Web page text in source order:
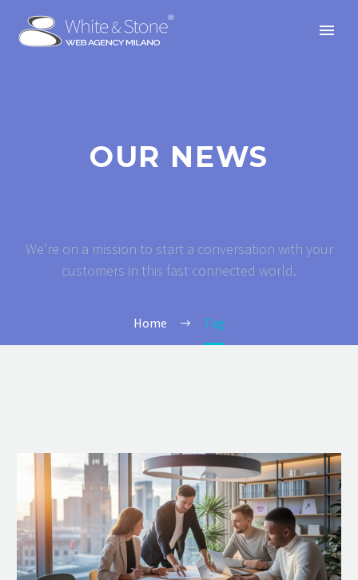
OUR NEWS
We’re on a mission to start a conversation with your
customers in this fast connected world.
Home Tag